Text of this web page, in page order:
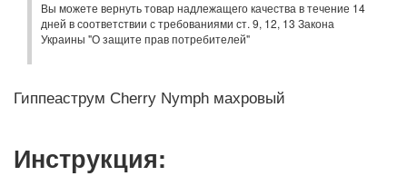
Вы можете вернуть товар надлежащего качества в течение 14
дней в соответствии с требованиями ст. 9, 12, 13 Закона
Украины "О защите прав потребителей"
Гиппеаструм Cherry Nymph махровый
Инструкция: